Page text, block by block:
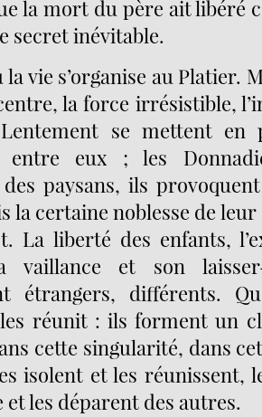
la mort du père ait libéré
secret inévitable.
la vie s’organise au Platier.
la force irrésistible,
se mettent en
entre eux ; les
paysans, ils
la certaine noblesse de
La liberté des enfants,
vaillance et son
étrangers, différents.
réunit : ils forment un
cette singularité, dans
isolent et les réunissent,
et les déparent des autres.